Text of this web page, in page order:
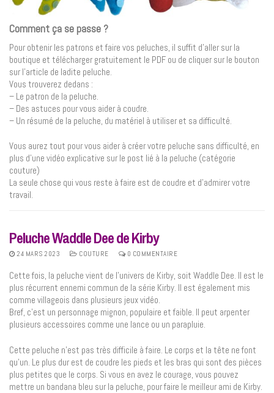
Comment ça se passe ?
Pour obtenir les patrons et faire vos peluches, il suffit d’aller sur la
boutique et télécharger gratuitement le PDF ou de cliquer sur le bouton
sur l’article de ladite peluche.
Vous trouverez dedans :
– Le patron de la peluche.
– Des astuces pour vous aider à coudre.
– Un résumé de la peluche, du matériel à utiliser et sa difficulté.
Vous aurez tout pour vous aider à créer votre peluche sans difficulté, en
plus d’une vidéo explicative sur le post lié à la peluche (catégorie
couture)
La seule chose qui vous reste à faire est de coudre et d’admirer votre
travail.
Peluche Waddle Dee de Kirby
24 MARS 2023 COUTURE 0 COMMENTAIRE
Cette fois, la peluche vient de l’univers de Kirby, soit Waddle Dee. Il est le
plus récurrent ennemi commun de la série Kirby. Il est également mis
comme villageois dans plusieurs jeux vidéo.
Bref, c’est un personnage mignon, populaire et faible. Il peut arpenter
plusieurs accessoires comme une lance ou un parapluie.
Cette peluche n’est pas très difficile à faire. Le corps et la tête ne font
qu’un. Le plus dur est de coudre les pieds et les bras qui sont des pièces
plus petites que le corps. Si vous en avez le courage, vous pouvez
mettre un bandana bleu sur la peluche, pour faire le meilleur ami de Kirby.